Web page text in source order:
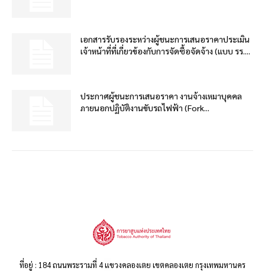
เอกสารรับรองระหว่างผู้ชนะการเสนอราคาประเมิน
เจ้าหน้าที่ที่เกี่ยวข้องกับการจัดซื้อจัดจ้าง (แบบ รร....
ประกาศผู้ชนะการเสนอราคา งานจ้างเหมาบุคคล
ภายนอกปฏิบัติงานขับรถไฟฟ้า (Fork...
ที่อยู่ : 184 ถนนพระรามที่ 4 แขวงคลองเตย เขตคลองเตย กรุงเทพมหานคร